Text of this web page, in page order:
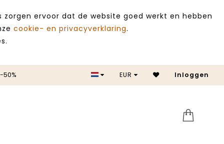
ervoor dat de website goed werkt en hebben
cookie- en privacyverklaring.
50% SALE
EUR Inloggen